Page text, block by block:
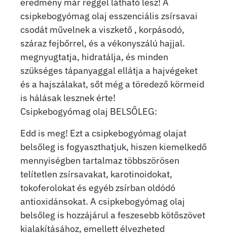
csipkebogyómag olaj esszenciális zsírsavai
csodát művelnek a viszkető , korpásodó,
száraz fejbőrrel, és a vékonyszálú hajjal.
megnyugtatja, hidratálja, és minden
szükséges tápanyaggal ellátja a hajvégeket
és a hajszálakat, sőt még a töredező körmeid
is hálásak lesznek érte!
Csipkebogyómag olaj BELSŐLEG:
Edd is meg! Ezt a csipkebogyómag olajat
belsőleg is fogyaszthatjuk, hiszen kiemelkedő
mennyiségben tartalmaz többszörösen
telítetlen zsírsavakat, karotinoidokat,
tokoferolokat és egyéb zsírban oldódó
antioxidánsokat. A csipkebogyómag olaj
belsőleg is hozzájárul a feszesebb kötőszövet
kialakításához, emellett élvezheted